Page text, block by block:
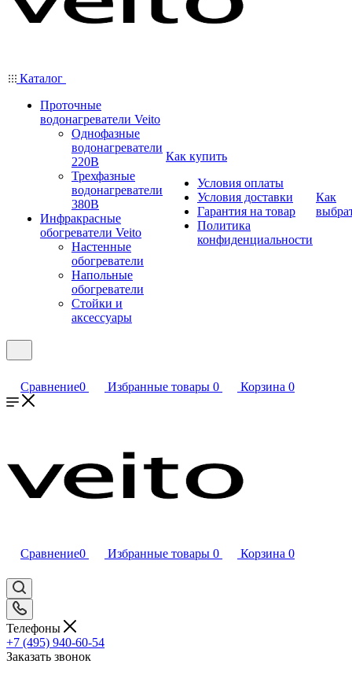
Каталог
Проточные
водонагреватели Veito
Однофазные
водонагреватели
220В
Трехфазные
водонагреватели
380В
Инфракрасные
обогреватели Veito
Настенные
обогреватели
Напольные
обогреватели
Стойки и
аксессуары
Как купить
Условия оплаты
Условия доставки
Гарантия на товар
Политика
конфиденциальности
Как
Сравнение0 Избранные товары 0 Корзина 0
Сравнение0 Избранные товары 0 Корзина 0
Телефоны
+7 (495) 940-60-54
Заказать звонок